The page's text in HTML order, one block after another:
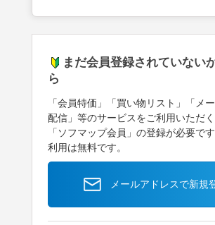
まだ会員登録されていない
ら
「会員特価」「買い物リスト」「メ
配信」等のサービスをご利用いただく
「ソフマップ会員」の登録が必要で
利用は無料です。
メールアドレスで新規